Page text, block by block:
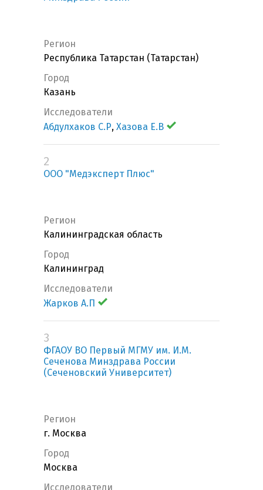
Регион
Республика Татарстан (Татарстан)
Город
Казань
Исследователи
Абдулхаков С.Р, Хазова Е.В
2
ООО "Медэксперт Плюс"
Регион
Калининградская область
Город
Калининград
Исследователи
Жарков А.П
3
ФГАОУ ВО Первый МГМУ им. И.М.
Сеченова Минздрава России
(Сеченовский Университет)
Регион
г. Москва
Город
Москва
Исследователи